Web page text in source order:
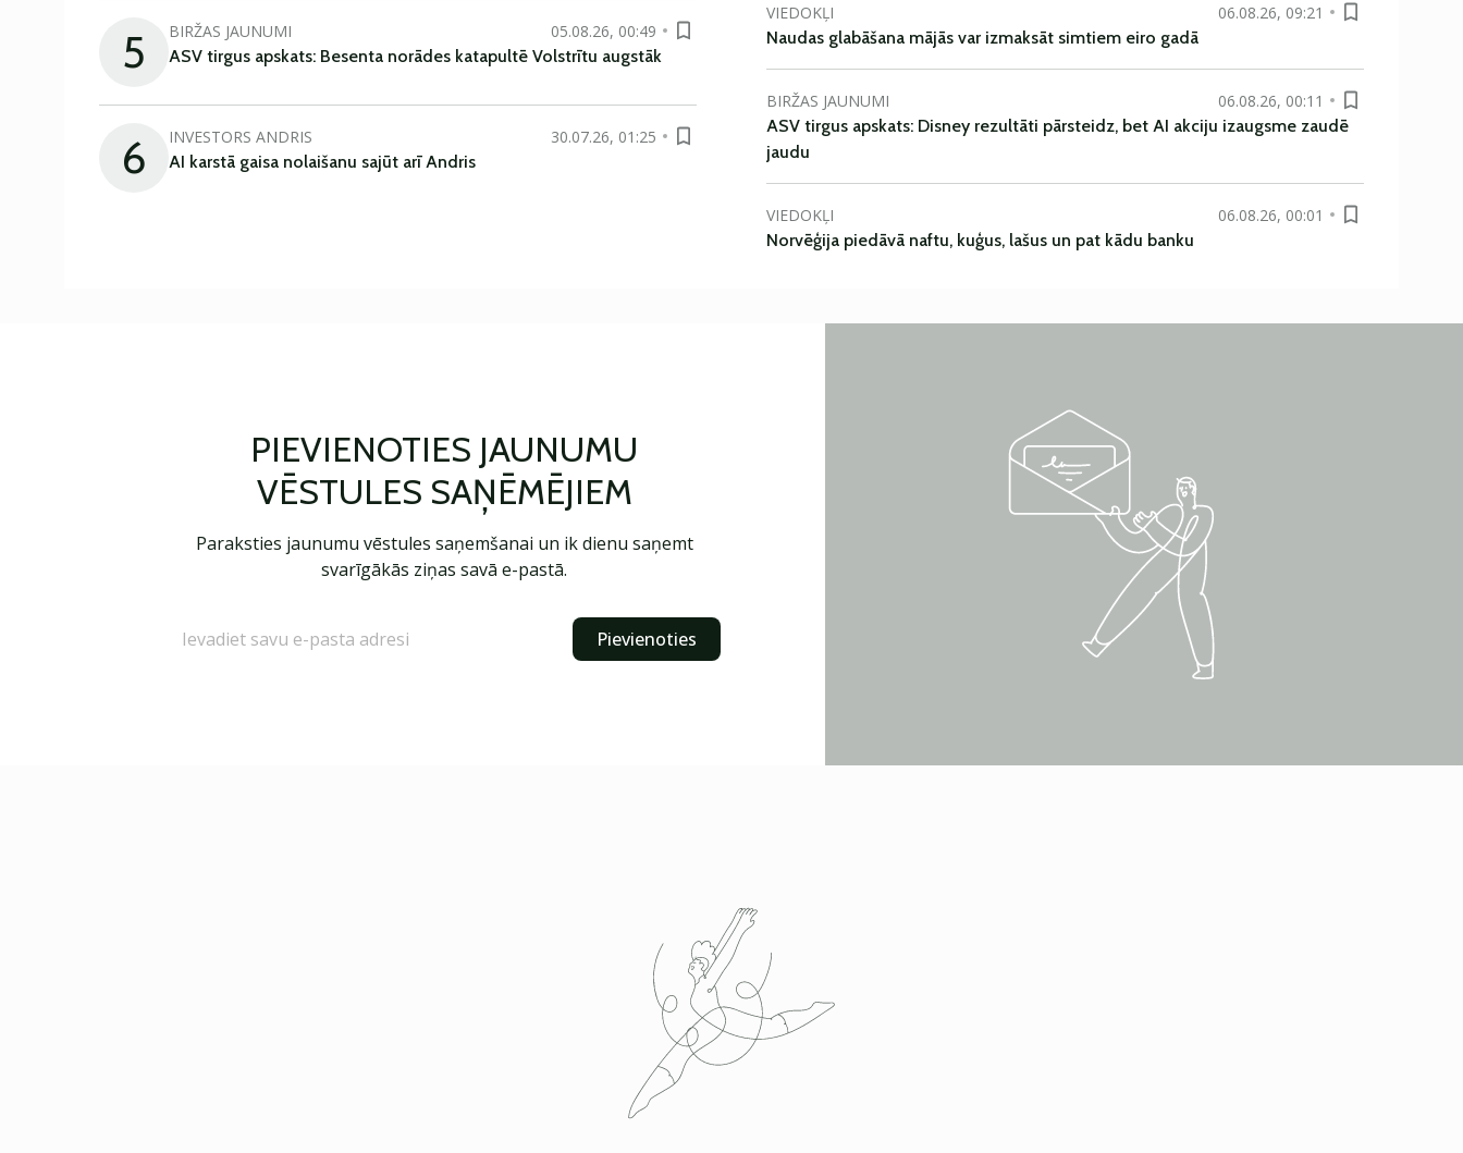
5 BIRŽAS JAUNUMI
05.08.26, 00:49
ASV tirgus apskats: Besenta norādes katapultē Volstrītu augstāk
6 INVESTORS ANDRIS
30.07.26, 01:25
AI karstā gaisa nolaišanu sajūt arī Andris
VIEDOKĻI
06.08.26, 09:21
Naudas glabāšana mājās var izmaksāt simtiem eiro gadā
BIRŽAS JAUNUMI
06.08.26, 00:11
ASV tirgus apskats: Disney rezultāti pārsteidz, bet AI akciju izaugsme zaudē
jaudu
VIEDOKĻI
06.08.26, 00:01
Norvēģija piedāvā naftu, kuģus, lašus un pat kādu banku
PIEVIENOTIES JAUNUMU
VĒSTULES SAŅĒMĒJIEM
Paraksties jaunumu vēstules saņemšanai un ik dienu saņemt
svarīgākās ziņas savā e-pastā.
Pievienoties